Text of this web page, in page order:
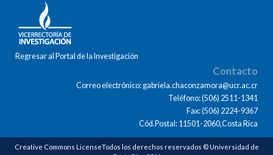
Regresar al Portal de la Investigación
Contacto
Correo electrónico: gabriela.chaconzamora@ucr.ac.cr
Teléfono: (506) 2511-1341
Fax: (506) 2224-9367
Cód.Postal: 11501-2060,Costa Rica
Creative Commons LicenseTodos los derechos reservados © Universidad de